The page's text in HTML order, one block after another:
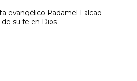
evangélico Radamel Falcao
su fe en Dios